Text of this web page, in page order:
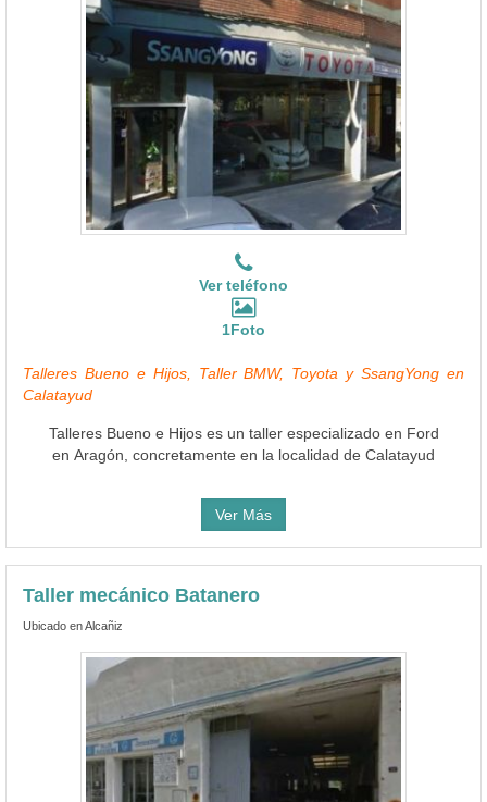
Ver teléfono
1Foto
Talleres Bueno e Hijos, Taller BMW, Toyota y SsangYong en
Calatayud
Talleres Bueno e Hijos es un taller especializado en Ford
en Aragón, concretamente en la localidad de Calatayud
Ver Más
Taller mecánico Batanero
Ubicado en Alcañiz